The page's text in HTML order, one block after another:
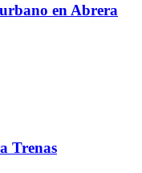
en Abrera
Trenas